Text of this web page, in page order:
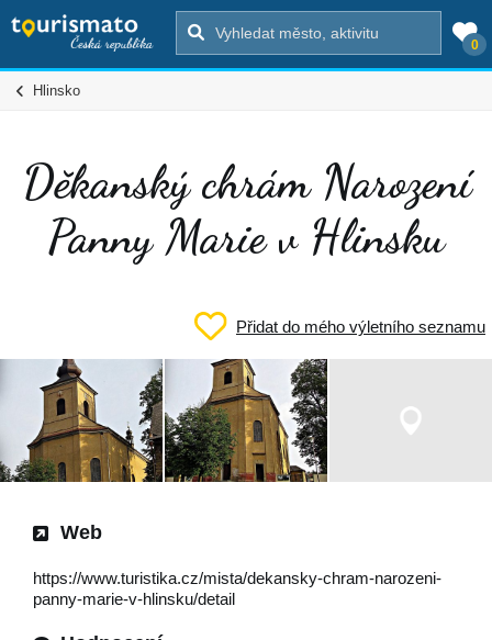
0
Hlinsko
Děkanský chrám Narození
Panny Marie v Hlinsku
Přidat do mého výletního seznamu
Web
https://www.turistika.cz/mista/dekansky-chram-narozeni-
panny-marie-v-hlinsku/detail